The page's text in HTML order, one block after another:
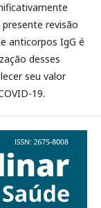
revisão
anticorpos IgG é
desses
seu valor
19.